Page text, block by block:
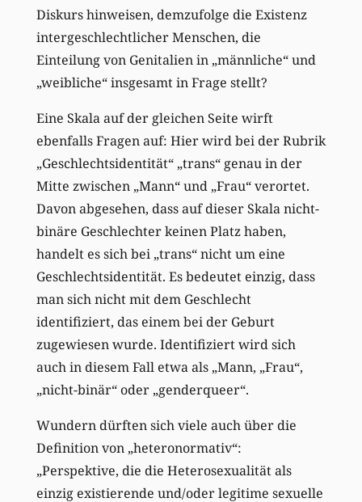
Diskurs hinweisen, demzufolge die Existenz
intergeschlechtlicher Menschen, die
Einteilung von Genitalien in „männliche“ und
„weibliche“ insgesamt in Frage stellt?
Eine Skala auf der gleichen Seite wirft
ebenfalls Fragen auf: Hier wird bei der Rubrik
„Geschlechtsidentität“ „trans“ genau in der
Mitte zwischen „Mann“ und „Frau“ verortet.
Davon abgesehen, dass auf dieser Skala nicht-
binäre Geschlechter keinen Platz haben,
handelt es sich bei „trans“ nicht um eine
Geschlechtsidentität. Es bedeutet einzig, dass
man sich nicht mit dem Geschlecht
identifiziert, das einem bei der Geburt
zugewiesen wurde. Identifiziert wird sich
auch in diesem Fall etwa als „Mann, „Frau“,
„nicht-binär“ oder „genderqueer“.
Wundern dürften sich viele auch über die
Definition von „heteronormativ“:
„Perspektive, die die Heterosexualität als
einzig existierende und/oder legitime sexuelle